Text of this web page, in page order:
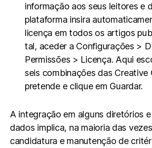
informação aos seus leitores e
plataforma insira
licença em todos os artigos
tal, aceder a Configurações >
Permissões > Licença. Aqui
seis combinações das Creative
pretende e clique em Guardar.
A integração em alguns diretórios
dados implica, na maioria das
candidatura e manutenção de